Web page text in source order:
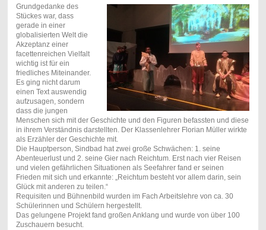
Grundgedanke des
Stückes war, dass
gerade in einer
globalisierten Welt die
Akzeptanz einer
facettenreichen Vielfalt
wichtig ist für ein
friedliches Miteinander.
Es ging nicht darum
einen Text auswendig
aufzusagen, sondern
dass die jungen
Menschen sich mit der Geschichte und den Figuren befassten und diese
in ihrem Verständnis darstellten. Der Klassenlehrer Florian Müller wirkte
als Erzähler der Geschichte mit.
Die Hauptperson, Sindbad hat zwei große Schwächen: 1. seine
Abenteuerlust und 2. seine Gier nach Reichtum. Erst nach vier Reisen
und vielen gefährlichen Situationen als Seefahrer fand er seinen
Frieden mit sich und erkannte: „Reichtum besteht vor allem darin, sein
Glück mit anderen zu teilen.“
Requisiten und Bühnenbild wurden im Fach Arbeitslehre von ca. 30
Schülerinnen und Schülern hergestellt.
Das gelungene Projekt fand großen Anklang und wurde von über 100
Zuschauern besucht.